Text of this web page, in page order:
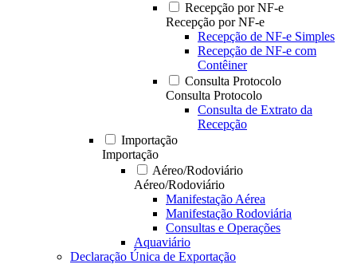
Recepção por NF-e
Recepção por NF-e
Recepção de NF-e Simples
Recepção de NF-e com
Contêiner
Consulta Protocolo
Consulta Protocolo
Consulta de Extrato da
Recepção
Importação
Importação
Aéreo/Rodoviário
Aéreo/Rodoviário
Manifestação Aérea
Manifestação Rodoviária
Consultas e Operações
Aquaviário
Declaração Única de Exportação